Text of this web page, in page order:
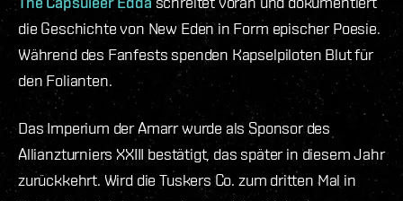
die Geschichte von New Eden in Form epischer Poesie.
Während des Fanfests spenden Kapselpiloten Blut für
den Folianten.
Das Imperium der Amarr wurde als Sponsor des
Allianzturniers XXIII bestätigt, das später in diesem Jahr
zurückkehrt. Wird die Tuskers Co. zum dritten Mal in